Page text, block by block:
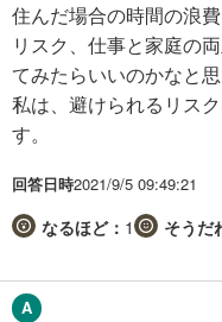
住んだ場合の時間の浪
リスク、仕事と家庭の
てみたらいいのかなと思
私は、避けられるリス
す。
回答日時2021/9/5 09:49:21
なるほど： 1 そうだ